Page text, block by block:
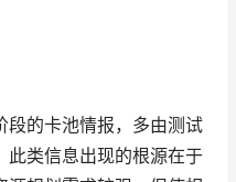
段的卡池情报，多由测试
此类信息出现的根源在于